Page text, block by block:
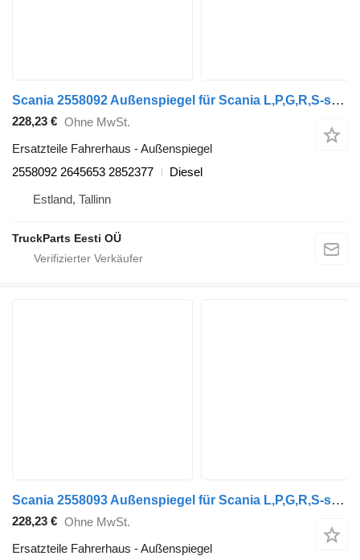
Scania 2558092 Außenspiegel für Scania L,P,G,R,S-series (2016-) Sattelzugmaschine
228,23 € Ohne MwSt.
Ersatzteile Fahrerhaus - Außenspiegel
2558092 2645653 2852377
Diesel
Estland, Tallinn
TruckParts Eesti OÜ
Scania 2558093 Außenspiegel für Scania L,P,G,R,S-series (2016-) Sattelzugmaschine
228,23 € Ohne MwSt.
Ersatzteile Fahrerhaus - Außenspiegel